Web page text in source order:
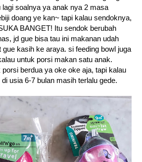
lagi soalnya ya anak nya 2 masa
doang ye kan~ tapi kalau sendoknya,
BANGET! Itu sendok berubah
jd gue bisa tau ini makanan udah
gue kasih ke araya. si feeding bowl juga
untuk porsi makan satu anak.
berdua ya oke oke aja, tapi kalau
usia 6-7 bulan masih terlalu gede.